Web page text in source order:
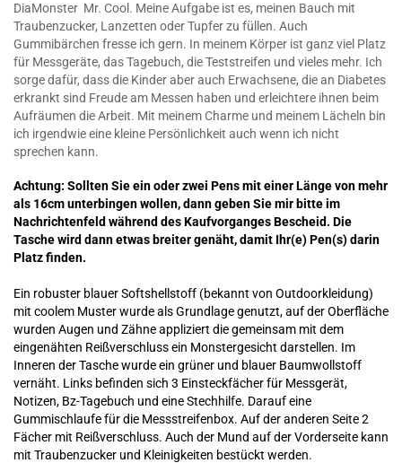
DiaMonster Mr. Cool. Meine Aufgabe ist es, meinen Bauch mit
Traubenzucker, Lanzetten oder Tupfer zu füllen. Auch
Gummibärchen fresse ich gern. In meinem Körper ist ganz viel Platz
für Messgeräte, das Tagebuch, die Teststreifen und vieles mehr. Ich
sorge dafür, dass die Kinder aber auch Erwachsene, die an Diabetes
erkrankt sind Freude am Messen haben und erleichtere ihnen beim
Aufräumen die Arbeit. Mit meinem Charme und meinem Lächeln bin
ich irgendwie eine kleine Persönlichkeit auch wenn ich nicht
sprechen kann.
Achtung: Sollten Sie ein oder zwei Pens mit einer Länge von mehr
als 16cm unterbingen wollen, dann geben Sie mir bitte im
Nachrichtenfeld während des Kaufvorganges Bescheid. Die
Tasche wird dann etwas breiter genäht, damit Ihr(e) Pen(s) darin
Platz finden.
Ein robuster blauer Softshellstoff (bekannt von Outdoorkleidung)
mit coolem Muster wurde als Grundlage genutzt, auf der Oberfläche
wurden Augen und Zähne appliziert die gemeinsam mit dem
eingenähten Reißverschluss ein Monstergesicht darstellen. Im
Inneren der Tasche wurde ein grüner und blauer Baumwollstoff
vernäht. Links befinden sich 3 Einsteckfächer für Messgerät,
Notizen, Bz-Tagebuch und eine Stechhilfe. Darauf eine
Gummischlaufe für die Messstreifenbox. Auf der anderen Seite 2
Fächer mit Reißverschluss. Auch der Mund auf der Vorderseite kann
mit Traubenzucker und Kleinigkeiten bestückt werden.